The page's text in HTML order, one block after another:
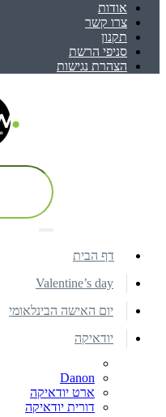
אודות
צרו קשר
תקנון
סניפי הרשת
הצהרת נגישות
דף הבית
Valentine’s day
יום האישה הבינלאומי
יודאיקה
Danon
ארט יודאיקה
דורית יודאיקה